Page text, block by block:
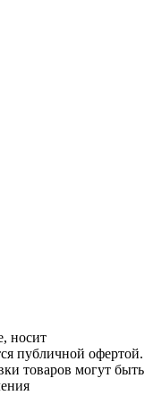
носит
публичной офертой.
товаров могут быть